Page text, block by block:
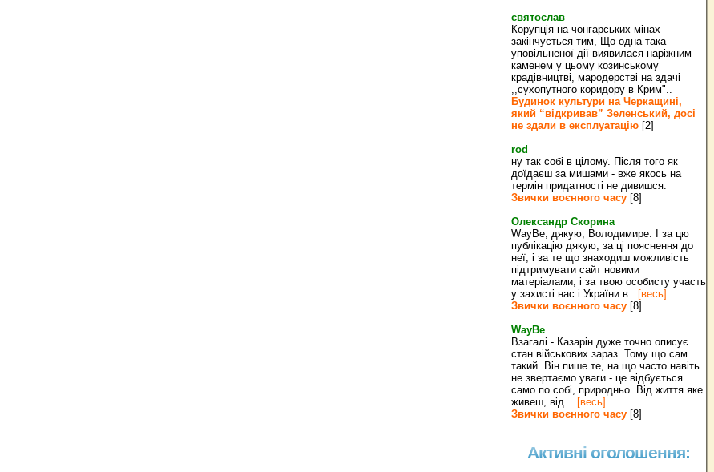
святослав
Корупція на чонгарських мінах
закінчується тим, Що одна така
уповільненої дії виявилася наріжним
каменем у цьому козинському
крадівництві, мародерстві на здачі
,,сухопутного коридору в Крим"..
Будинок культури на Черкащині,
який “відкривав” Зеленський, досі
не здали в експлуатацію [2]
rod
ну так собі в цілому. Після того як
доїдаєш за мишами - вже якось на
термін придатності не дивишся.
Звички воєнного часу [8]
Олександр Скорина
WayBe, дякую, Володимире. І за цю
публікацію дякую, за ці пояснення до
неї, і за те що знаходиш можливість
підтримувати сайт новими
матеріалами, і за твою особисту участь
у захисті нас і України в.. [весь]
Звички воєнного часу [8]
WayBe
Взагалі - Казарін дуже точно описує
стан військових зараз. Тому що сам
такий. Він пише те, на що часто навіть
не звертаємо уваги - це відбується
само по собі, природньо. Від життя яке
живеш, від .. [весь]
Звички воєнного часу [8]
Активні оголошення: